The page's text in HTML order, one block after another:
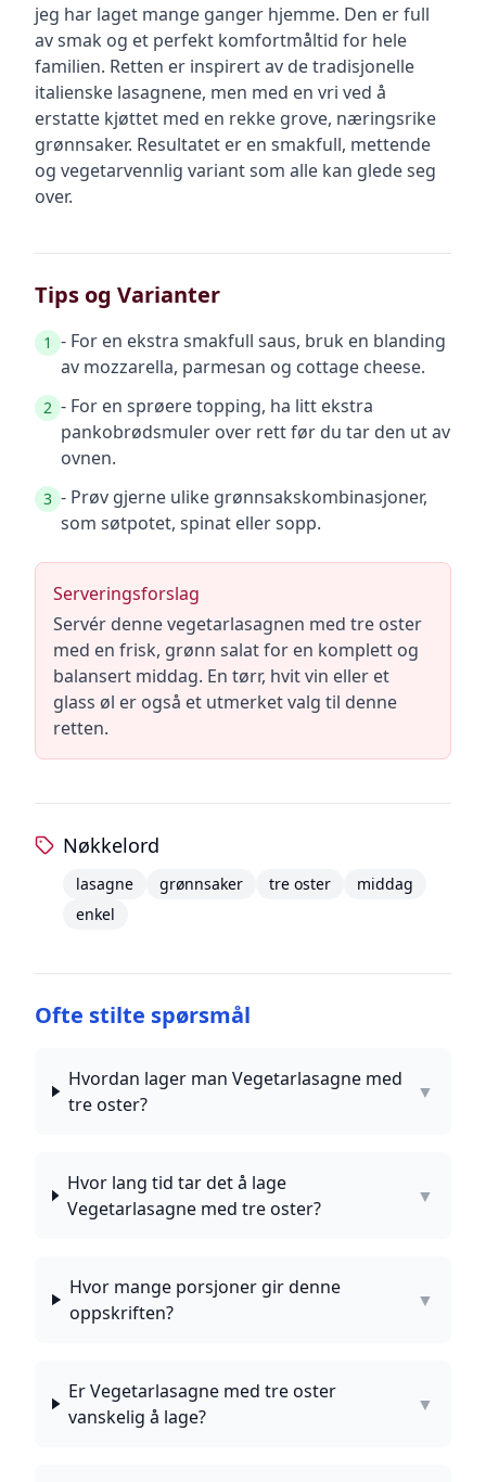
jeg har laget mange ganger hjemme. Den er full
av smak og et perfekt komfortmåltid for hele
familien. Retten er inspirert av de tradisjonelle
italienske lasagnene, men med en vri ved å
erstatte kjøttet med en rekke grove, næringsrike
grønnsaker. Resultatet er en smakfull, mettende
og vegetarvennlig variant som alle kan glede seg
over.
Tips og Varianter
1 - For en ekstra smakfull saus, bruk en blanding
av mozzarella, parmesan og cottage cheese.
2 - For en sprøere topping, ha litt ekstra
pankobrødsmuler over rett før du tar den ut av
ovnen.
3 - Prøv gjerne ulike grønnsakskombinasjoner,
som søtpotet, spinat eller sopp.
Serveringsforslag
Servér denne vegetarlasagnen med tre oster
med en frisk, grønn salat for en komplett og
balansert middag. En tørr, hvit vin eller et
glass øl er også et utmerket valg til denne
retten.
Nøkkelord
lasagne grønnsaker tre oster
middag
enkel
Ofte stilte spørsmål
Hvordan lager man Vegetarlasagne med
tre oster?
▼
Hvor lang tid tar det å lage
Vegetarlasagne med tre oster?
▼
Hvor mange porsjoner gir denne
oppskriften?
▼
Er Vegetarlasagne med tre oster
vanskelig å lage?
▼